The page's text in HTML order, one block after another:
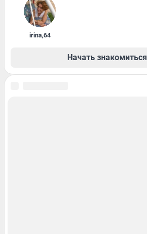
irina,64
Начать знакомиться